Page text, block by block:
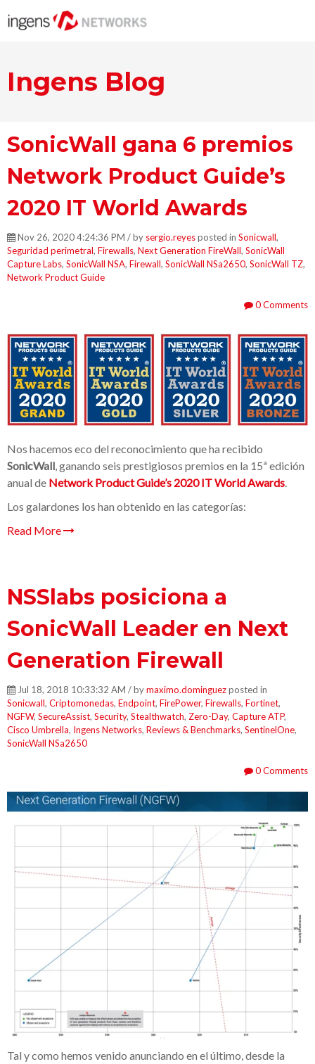
Ingens Blog
SonicWall gana 6 premios
Network Product Guide’s
2020 IT World Awards
Nov 26, 2020 4:24:36 PM / by sergio.reyesposted in Sonicwall,
Seguridad perimetral, Firewalls, Next Generation FireWall, SonicWall
Capture Labs, SonicWall NSA, Firewall, SonicWall NSa2650, SonicWall TZ,
Network Product Guide
0 Comments
Nos hacemos eco del reconocimiento que ha recibido
SonicWall, ganando seis prestigiosos premios en la 15ª edición
anual de Network Product Guide’s 2020 IT World Awards.
Los galardones los han obtenido en las categorías:
Read More
NSSlabs posiciona a
SonicWall Leader en Next
Generation Firewall
Jul 18, 2018 10:33:32 AM / bymaximo.dominguezposted in
Sonicwall, Criptomonedas, Endpoint, FirePower, Firewalls, Fortinet,
NGFW, SecureAssist, Security, Stealthwatch, Zero-Day, Capture ATP,
Cisco Umbrella, Ingens Networks, Reviews & Benchmarks, SentinelOne,
SonicWall NSa2650
0 Comments
Tal y como hemos venido anunciando en el último, desde la